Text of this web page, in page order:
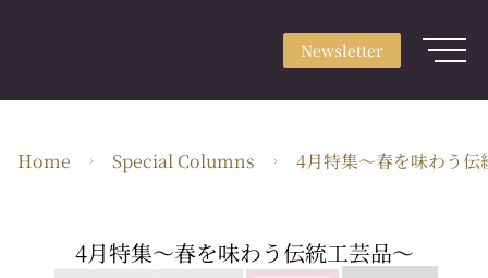
Newsletter
Use & Scene
Home Special Columns 4月特集〜春を味わう伝
4月特集〜春を味わう伝統工芸品〜